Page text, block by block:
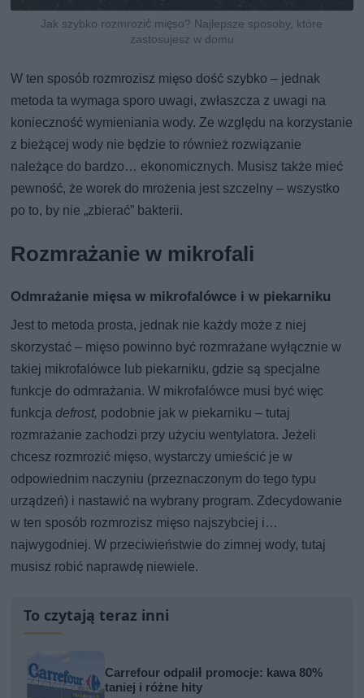
Jak szybko rozmrozić mięso? Najlepsze sposoby, które
zastosujesz w domu
W ten sposób rozmrozisz mięso dość szybko – jednak
metoda ta wymaga sporo uwagi, zwłaszcza z uwagi na
konieczność wymieniania wody. Ze względu na korzystanie
z bieżącej wody nie będzie to również rozwiązanie
należące do bardzo… ekonomicznych. Musisz także mieć
pewność, że worek do mrożenia jest szczelny – wszystko
po to, by nie „zbierać” bakterii.
Rozmrażanie w mikrofali
Odmrażanie mięsa w mikrofalówce i w piekarniku
Jest to metoda prosta, jednak nie każdy może z niej
skorzystać – mięso powinno być rozmrażane wyłącznie w
takiej mikrofalówce lub piekarniku, gdzie są specjalne
funkcje do odmrażania. W mikrofalówce musi być więc
funkcjadefrost, podobnie jak w piekarniku – tutaj
rozmrażanie zachodzi przy użyciu wentylatora. Jeżeli
chcesz rozmrozić mięso, wystarczy umieścić je w
odpowiednim naczyniu (przeznaczonym do tego typu
urządzeń) i nastawić na wybrany program. Zdecydowanie
w ten sposób rozmrozisz mięso najszybciej i…
najwygodniej. W przeciwieństwie do zimnej wody, tutaj
musisz robić naprawdę niewiele.
To czytają teraz inni
Carrefour odpalił promocje: kawa 80%
taniej i różne hity